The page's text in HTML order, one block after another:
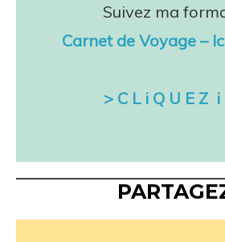
Suivez ma
Carnet de Voyage –
> C L i Q U E Z i